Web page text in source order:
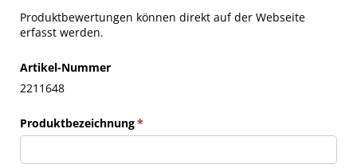
Produktbewertungen können direkt auf der Webseite
erfasst werden.
Artikel-Nummer
2211648
Produktbezeichnung*
(erforderlich)